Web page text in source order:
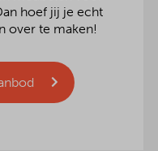
hoef jij je echt
over te maken!